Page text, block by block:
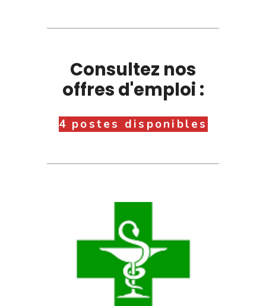
Consultez nos
offres d'emploi :
4 postes disponibles